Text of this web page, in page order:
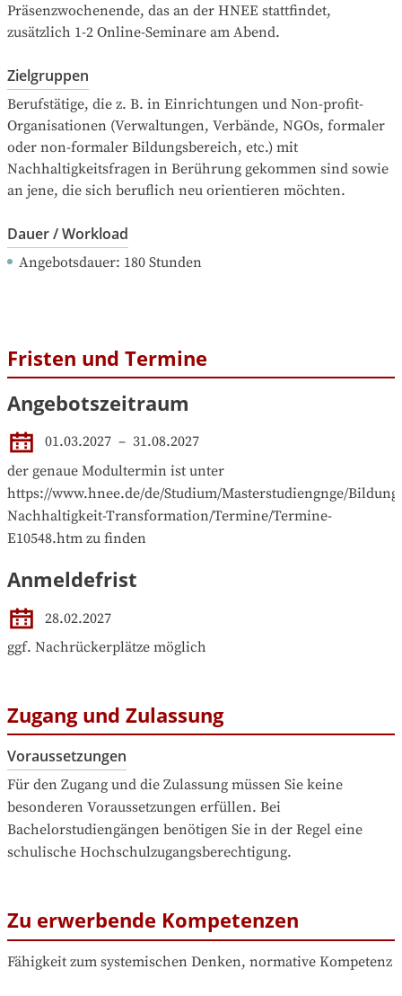
Präsenzwochenende, das an der HNEE stattfindet,
zusätzlich 1-2 Online-Seminare am Abend.
Zielgruppen
Berufstätige, die z. B. in Einrichtungen und Non-profit-
Organisationen (Verwaltungen, Verbände, NGOs, formaler
oder non-formaler Bildungsbereich, etc.) mit
Nachhaltigkeitsfragen in Berührung gekommen sind sowie
an jene, die sich beruflich neu orientieren möchten.
Dauer / Workload
Angebotsdauer: 180 Stunden
Fristen und Termine
Angebotszeitraum
01.03.2027 – 31.08.2027
der genaue Modultermin ist unter
https://www.hnee.de/de/Studium/Masterstudiengnge/Bildung-
Nachhaltigkeit-Transformation/Termine/Termine-
E10548.htm zu finden
Anmeldefrist
28.02.2027
ggf. Nachrückerplätze möglich
Zugang und Zulassung
Voraussetzungen
Für den Zugang und die Zulassung müssen Sie keine
besonderen Voraussetzungen erfüllen. Bei
Bachelorstudiengängen benötigen Sie in der Regel eine
schulische Hochschulzugangsberechtigung.
Zu erwerbende Kompetenzen
Fähigkeit zum systemischen Denken, normative Kompetenz